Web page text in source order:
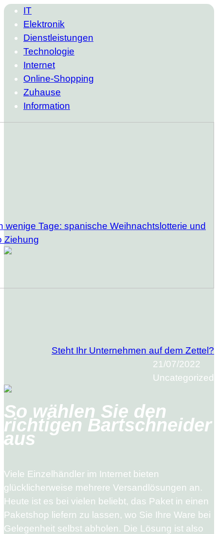
IT
Elektronik
Dienstleistungen
Technologie
Internet
Online-Shopping
Zuhause
Information
wenige Tage: spanische Weihnachtslotterie und
Ziehung
Steht Ihr Unternehmen auf dem Zettel?
21/07/2022
Uncategorized
So wählen Sie den
richtigen Bartschneider
aus
Viele Einzelhändler im Internet bieten
glücklicherweise mehrere Versandlösungen an.
Heute ist es bei vielen beliebt, das Paket in einen
Paketshop liefern zu lassen, wo Sie Ihre Ware bei
Gelegenheit selbst abholen. Die Lösung ist also